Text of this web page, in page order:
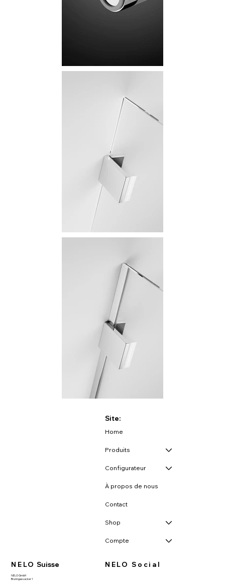
Site:
Home
Produits
Configurateur
À propos de nous
Contact
Shop
Compte
NELO Suisse
NELO GmbH
Brunngassacker 1
NELO Social